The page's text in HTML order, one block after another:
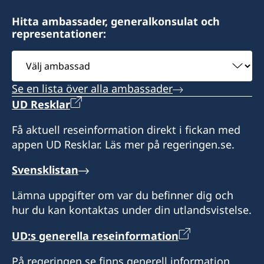
Hitta ambassader, generalkonsulat och
representationer:
Välj
ambassad
Se en lista över alla ambassader
UD Resklar
Få aktuell reseinformation direkt i fickan med
appen UD Resklar. Läs mer på regeringen.se.
Svensklistan
Lämna uppgifter om var du befinner dig och
hur du kan kontaktas under din utlandsvistelse.
UD:s generella reseinformation